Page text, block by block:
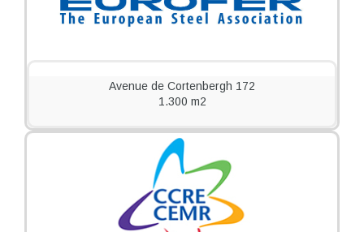
Avenue de Cortenbergh 172
1.300 m2